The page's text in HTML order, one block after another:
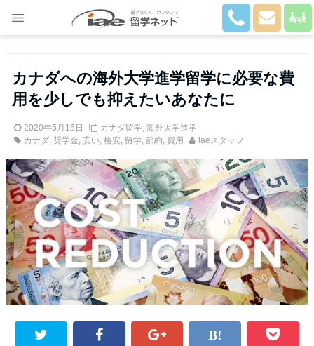
カナダへの海外大学進学留学に必要な費
用を少しでも抑えたいあなたに
2020年5月15日 カナダ留学, 海外大学進学
カナダ, 奨学金, 安い, 格安, 留学, 節約, 費用 iaeスタッフ